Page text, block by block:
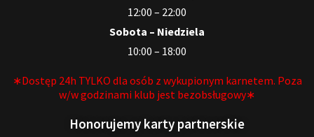
12:00 – 22:00
Sobota – Niedziela
10:00 – 18:00
∗Dostęp 24h TYLKO dla osób z wykupionym karnetem. Poza
w/w godzinami klub jest bezobsługowy∗
Honorujemy karty partnerskie